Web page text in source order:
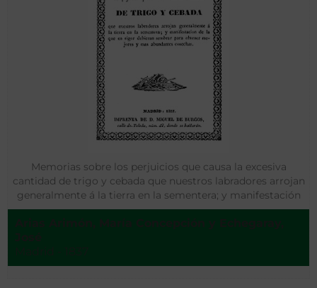
Memorias sobre los perjuicios que causa la excesiva
cantidad de trigo y cebada que nuestros labradores arrojan
generalmente á la tierra en la sementera; y manifestación
de la que en rigor debieran sembrar para obtener mejores y